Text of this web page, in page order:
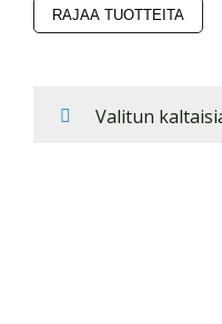
RAJAA TUOTTEITA
Valitun